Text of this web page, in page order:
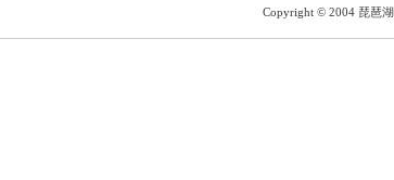
Copyright © 2004 琵琶